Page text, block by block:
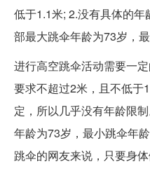
低于1.1米; 2.没有具体的
部最大跳伞年龄为73岁，最
进行高空跳伞活动需要一
要求不超过2米，且不低于
定，所以几乎没有年龄限
年龄为73岁，最小跳伞年
跳伞的网友来说，只要身